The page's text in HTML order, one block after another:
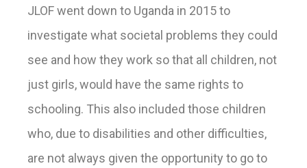
JLOF went down to Uganda in 2015 to
investigate what societal problems they could
see and how they work so that all children, not
just girls, would have the same rights to
schooling. This also included those children
who, due to disabilities and other difficulties,
are not always given the opportunity to go to